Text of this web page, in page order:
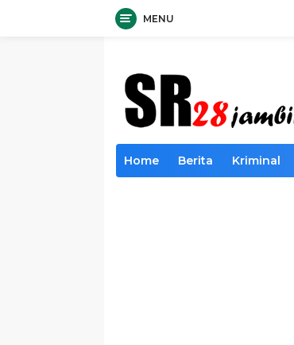
MENU
Home Berita Kriminal